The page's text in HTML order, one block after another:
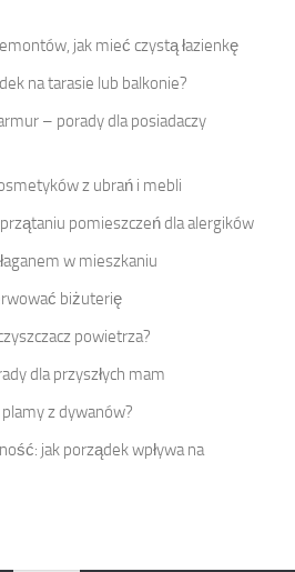
jak mieć czystą łazienkę
na tarasie lub balkonie?
– porady dla posiadaczy
z ubrań i mebli
pomieszczeń dla alergików
w mieszkaniu
biżuterię
powietrza?
dla przyszłych mam
z dywanów?
jak porządek wpływa na